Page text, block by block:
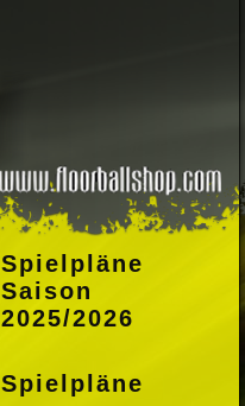
Spielpläne
Saison
2025/2026
Spielpläne